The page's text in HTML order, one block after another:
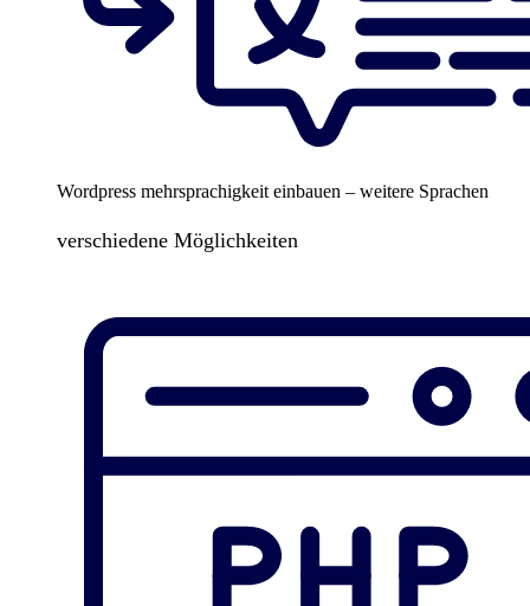
Wordpress mehrsprachigkeit einbauen – weitere Sprachen
verschiedene Möglichkeiten